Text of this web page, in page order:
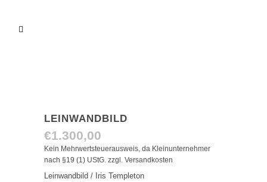
LEINWANDBILD
€1.300,00
Kein Mehrwertsteuerausweis, da Kleinunternehmer
nach §19 (1) UStG. zzgl. Versandkosten
Leinwandbild / Iris Templeton